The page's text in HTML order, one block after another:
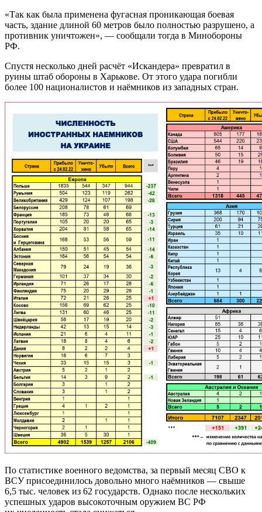
«Так как была применена фугасная проникающая боевая
часть, здание длиной 60 метров было полностью разрушено, а
противник уничтожен», — сообщали тогда в Минобороны
РФ.
Спустя несколько дней расчёт «Искандера» превратил в
руины штаб обороны в Харькове. От этого удара погибли
более 100 националистов и наёмников из западных стран.
По статистике военного ведомства, за первый месяц СВО к
ВСУ присоединилось довольно много наёмников — свыше
6,5 тыс. человек из 62 государств. Однако после нескольких
успешных ударов высокоточным оружием ВС РФ